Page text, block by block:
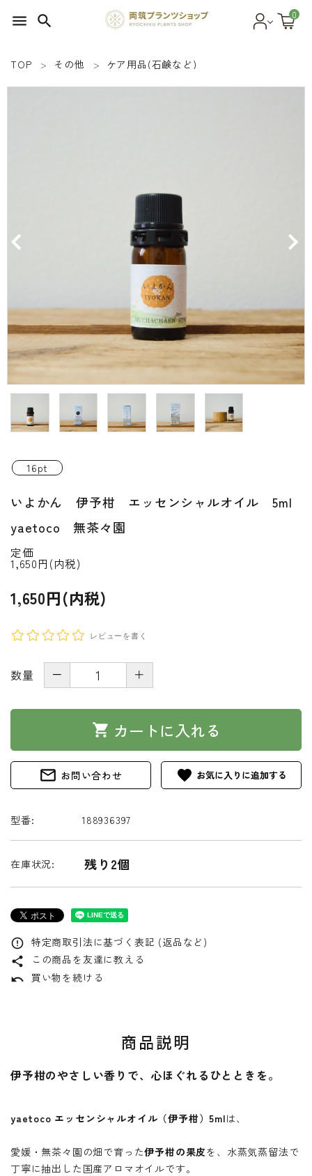
menu search 0
INFORMATIOM
ご利用ガイド
プライバシーポリシー
特定商取引法について
ようこそ ゲスト 様
meeting_room
TOP その他 ケア用品(石鹸など)
16pt
いよかん 伊予柑 エッセンシャルオイル 5ml
yaetoco 無茶々園
定価
1,650円(内税)
1,650円(内税)
レビューを書く
数量 － ＋
shopping_cart カートに入れる
mail_outline お問い合わせ favorite
型番: 188936397
在庫状況: 残り2個
error_outline 特定商取引法に基づく表記 (返品など)
share
この商品を友達に教える
undo 買い物を続ける
商品説明
伊予柑のやさしい香りで、心ほぐれるひとときを。
yaetoco エッセンシャルオイル（伊予柑）5mlは、
愛媛・無茶々園の畑で育った伊予柑の果皮を、水蒸気蒸留法で
丁寧に抽出した国産アロマオイルです。